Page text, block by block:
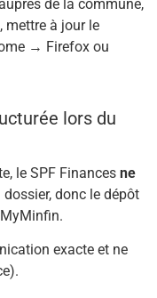
de la commune,
mettre à jour le
→ Firefox ou
lors du
le SPF Finances ne
dossier, donc le dépôt
exacte et ne